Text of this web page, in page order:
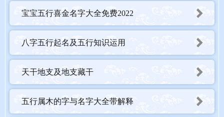
宝宝五行喜金名字大全免费2022
八字五行起名及五行知识运用
天干地支及地支藏干
五行属木的字与名字大全带解释